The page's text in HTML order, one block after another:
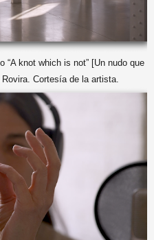
“A knot which is not” [Un nudo que
Cortesía de la artista.